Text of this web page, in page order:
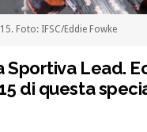
Foto: IFSC/Eddie Fowke
Lead.
di questa